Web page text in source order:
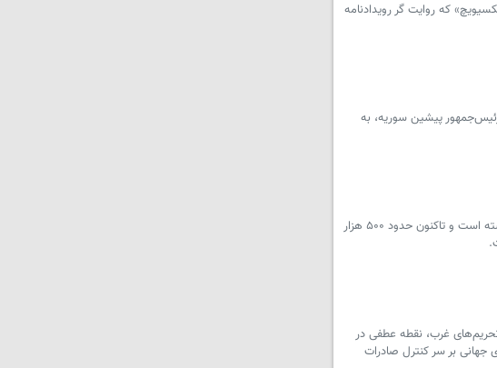
که روایت گر رویدادنامه
پیشین سوریه، به
سرویس ترکیه - هاکان فیدان، وزیر خارجه ترکیه، اعلام کرد سوریه در حال خروج تدریجی از بحران‌های سال‌های گذشته است و تاکنون حدود ۵۰۰ هزار
از ۶۰ به ۴۹ درصد، به‌دنبال تشدید تحریم‌های غرب، نقطه عطفی در
جهانی بر سر کنترل صادرات